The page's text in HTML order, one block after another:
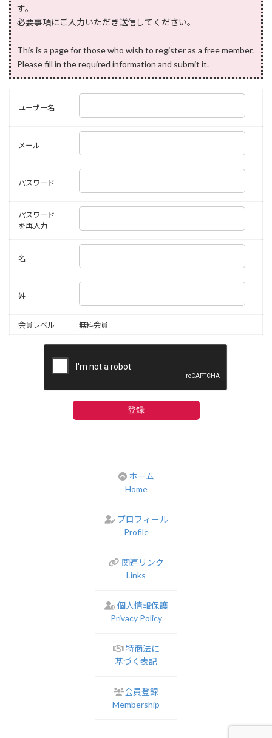
す。
必要事項にご入力いただき送信してください。
This is a page for those who wish to register as a free member.
Please fill in the required information and submit it.
ユーザー名
メール
パスワード
パスワード
を再入力
名
姓
会員レベル 無料会員
ホーム
Home
プロフィール
Profile
関連リンク
Links
個人情報保護
Privacy Policy
特商法に
基づく表記
会員登録
Membership